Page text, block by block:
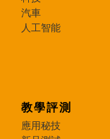
汽車
人工智能
教學評測
應用秘技